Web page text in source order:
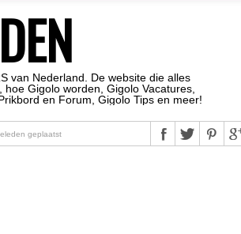
van Nederland. De website die alles
Gigolo worden, Gigolo Vacatures,
en Forum, Gigolo Tips en meer!
geplaatst